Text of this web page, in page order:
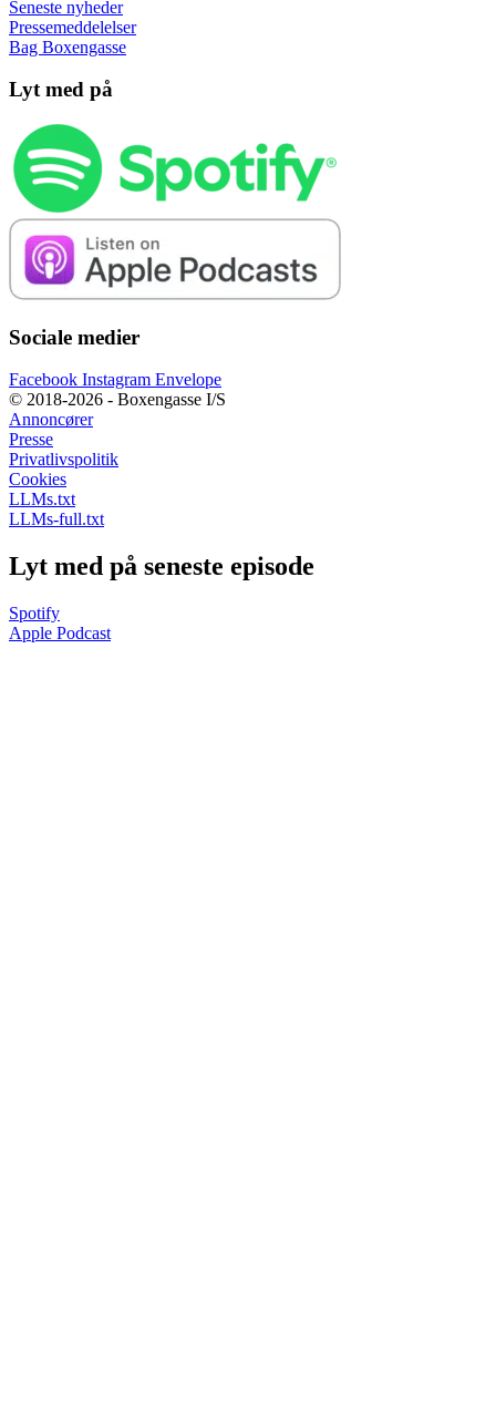
Seneste nyheder
Pressemeddelelser
Bag Boxengasse
Lyt med på
Sociale medier
Facebook Instagram Envelope
© 2018-2026 - Boxengasse I/S
Annoncører
Presse
Privatlivspolitik
Cookies
LLMs.txt
LLMs-full.txt
Lyt med på seneste episode
Spotify
Apple Podcast